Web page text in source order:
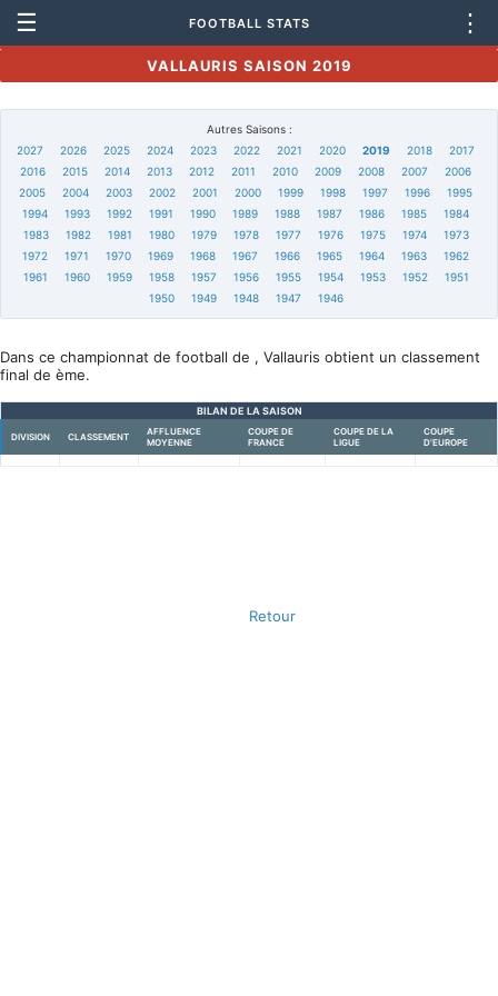
☰ FOOTBALL STATS ⋮
VALLAURIS SAISON 2019
Autres Saisons :
2027
2026 2025 2024 2023 2022 2021 2020 2019 2018
2017
2016
2015 2014 2013 2012 2011 2010 2009 2008 2007
2006
2005
2004 2003 2002 2001 2000 1999 1998 1997 1996
1995
1994
1993 1992 1991 1990 1989 1988 1987 1986 1985
1984
1983
1982 1981 1980 1979 1978 1977 1976 1975 1974
1973
1972
1971 1970 1969 1968 1967 1966 1965 1964 1963
1962
1961
1960 1959 1958 1957 1956 1955 1954 1953 1952
1951
1950
1949 1948 1947 1946
Dans ce championnat de football de , Vallauris obtient un classement
final de ème.
BILAN DE LA SAISON
DIVISION CLASSEMENT
AFFLUENCE
MOYENNE
COUPE DE
FRANCE
COUPE DE LA
LIGUE
COUPE
D'EUROPE
Retour